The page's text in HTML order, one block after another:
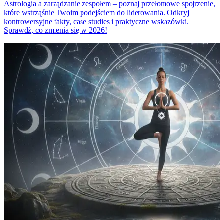
Astrologia a zarządzanie zespołem – poznaj przełomowe spojrzenie,
które wstrząśnie Twoim podejściem do liderowania. Odkryj
kontrowersyjne fakty, case studies i praktyczne wskazówki.
Sprawdź, co zmienia się w 2026!